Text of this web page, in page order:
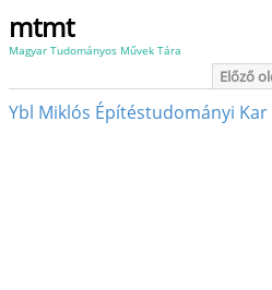
mtmt
Magyar Tudományos Művek Tára
Előző
Ybl Miklós Építéstudományi Kar